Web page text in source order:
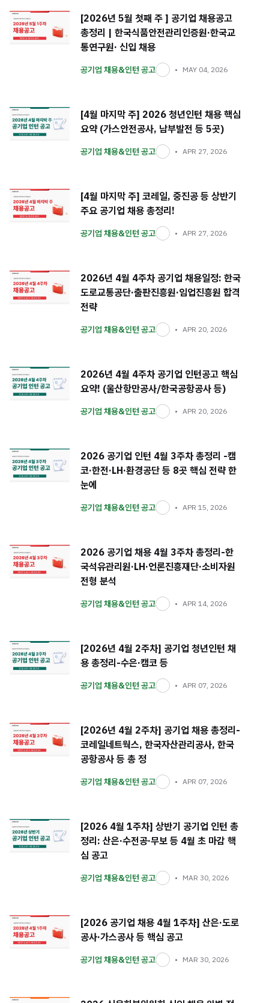
[2026년 5월 첫째 주 ] 공기업 채용공고
총정리 | 한국식품안전관리인증원·한국교
통연구원· 신입 채용
공기업 채용&인턴 공고 MAY 04, 2026
[4월 마지막 주] 2026 청년인턴 채용 핵심
요약 (가스안전공사, 남부발전 등 5곳)
공기업 채용&인턴 공고 APR 27, 2026
[4월 마지막 주] 코레일, 중진공 등 상반기
주요 공기업 채용 총정리!
공기업 채용&인턴 공고 APR 27, 2026
2026년 4월 4주차 공기업 채용일정: 한국
도로교통공단·출판진흥원·임업진흥원 합격
전략
공기업 채용&인턴 공고 APR 20, 2026
2026년 4월 4주차 공기업 인턴공고 핵심
요약! (울산항만공사/한국공항공사 등)
공기업 채용&인턴 공고 APR 20, 2026
2026 공기업 인턴 4월 3주차 총정리 -캠
코·한전·LH·환경공단 등 8곳 핵심 전략 한
눈에
공기업 채용&인턴 공고 APR 15, 2026
2026 공기업 채용 4월 3주차 총정리-한
국석유관리원·LH·언론진흥재단·소비자원
전형 분석
공기업 채용&인턴 공고 APR 14, 2026
[2026년 4월 2주차] 공기업 청년인턴 채
용 총정리-수은·캠코 등
공기업 채용&인턴 공고 APR 07, 2026
[2026년 4월 2주차] 공기업 채용 총정리-
코레일네트웍스, 한국자산관리공사, 한국
공항공사 등 총 정
공기업 채용&인턴 공고 APR 07, 2026
[2026 4월 1주차] 상반기 공기업 인턴 총
정리: 산은·수전공·무보 등 4월 초 마감 핵
심 공고
공기업 채용&인턴 공고 MAR 30, 2026
[2026 공기업 채용 4월 1주차] 산은·도로
공사·가스공사 등 핵심 공고
공기업 채용&인턴 공고 MAR 30, 2026